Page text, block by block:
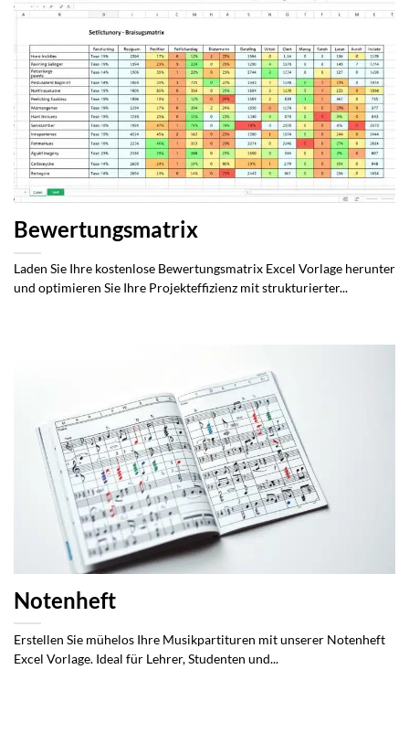
Bewertungsmatrix
Laden Sie Ihre kostenlose Bewertungsmatrix Excel Vorlage herunter
und optimieren Sie Ihre Projekteffizienz mit strukturierter...
Notenheft
Erstellen Sie mühelos Ihre Musikpartituren mit unserer Notenheft
Excel Vorlage. Ideal für Lehrer, Studenten und...